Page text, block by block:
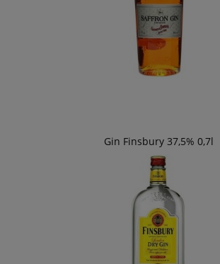
Gin Finsbury 37,5% 0,7l